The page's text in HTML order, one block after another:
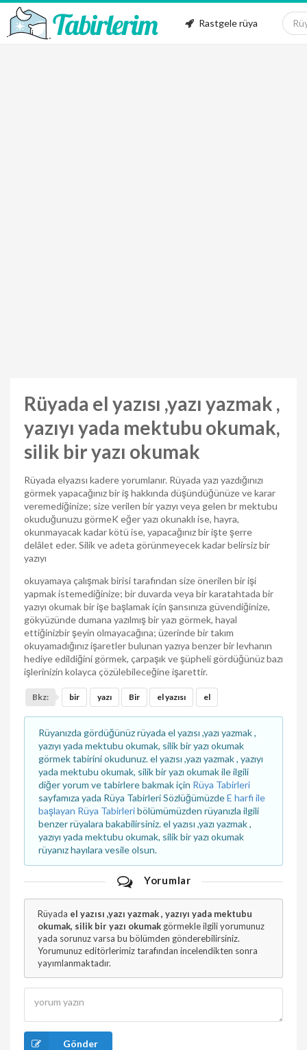
Rastgele rüya
Rüyada el yazısı ,yazı yazmak ,
yazıyı yada mektubu okumak,
silik bir yazı okumak
Rüyada elyazısı kadere yorumlanır. Rüyada yazı yazdığınızı
görmek yapacağınız bir iş hakkında düşündüğünüze ve karar
veremediğinize; size verilen bir yazıyı veya gelen br mektubu
okuduğunuzu görmeK eğer yazı okunaklı ise, hayra,
okunmayacak kadar kötü ise, yapacağınız bir işte şerre
delâlet eder. Silik ve adeta görünmeyecek kadar belirsiz bir
yazıyı
okuyamaya çalışmak birisi tarafından size önerilen bir işi
yapmak istemediğinize; bir duvarda veya bir karatahtada bir
yazıyı okumak bir işe başlamak için şansınıza güvendiğinize,
gökyüzünde dumana yazılmış bir yazı görmek, hayal
ettiğinizbir şeyin olmayacağına; üzerinde bir takım
okuyamadığınız işaretler bulunan yazıya benzer bir levhanın
hediye edildiğini görmek, çarpaşık ve şüpheli gördüğünüz bazı
işlerinizin kolayca çözülebileceğine işarettir.
Bkz: bir yazı Bir el yazısı el
Rüyanızda gördüğünüz rüyada el yazısı ,yazı yazmak ,
yazıyı yada mektubu okumak, silik bir yazı okumak
görmek tabirini okudunuz. el yazısı ,yazı yazmak , yazıyı
yada mektubu okumak, silik bir yazı okumak ile ilgili
diğer yorum ve tabirlere bakmak için Rüya Tabirleri
sayfamıza yada Rüya Tabirleri SözlüğümüzdeE harfi ile
başlayan Rüya Tabirleribölümümüzden rüyanızla ilgili
benzer rüyalara bakabilirsiniz. el yazısı ,yazı yazmak ,
yazıyı yada mektubu okumak, silik bir yazı okumak
rüyanız hayılara vesile olsun.
Yorumlar
Rüyada el yazısı ,yazı yazmak , yazıyı yada mektubu
okumak, silik bir yazı okumakgörmekle ilgili yorumunuz
yada sorunuz varsa bu bölümden gönderebilirsiniz.
Yorumunuz editörlerimiz tarafından incelendikten sonra
yayımlanmaktadır.
Gönder